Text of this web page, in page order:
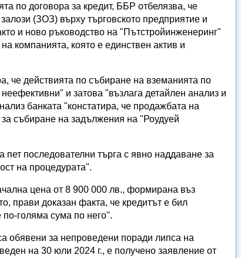
по договора за кредит, ББР отбелязва, че
(ЗОЗ) върху търговското предприятие и
и ново ръководство на "Пътстройинженеринг"
компанията, която е единствен актив и
че действията по събиране на вземанията по
и затова "възлага детайлен анализ и
банката "констатира, че продажбата на
събиране на задължения на "Роудуей
последователни търга с явно наддаване за
на процедурата".
цена от 8 900 000 лв., формирана въз
прави доказан факта, че кредитът е бил
голяма сума по него".
обявени за непроведени поради липса на
на 30 юли 2024 г., е получено заявление от